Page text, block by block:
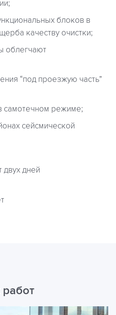
блоков в
качеству очистки;
облегчают
“под проезжую часть”
самотечном режиме;
сейсмической
двух дней